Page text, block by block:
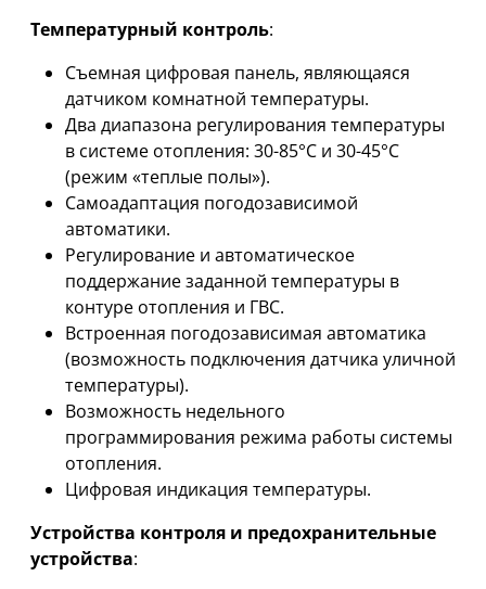
Температурный контроль:
Съемная цифровая панель, являющаяся
датчиком комнатной температуры.
Два диапазона регулирования температуры
в системе отопления: 30-85°С и 30-45°С
(режим «теплые полы»).
Самоадаптация погодозависимой
автоматики.
Регулирование и автоматическое
поддержание заданной температуры в
контуре отопления и ГВС.
Встроенная погодозависимая автоматика
(возможность подключения датчика уличной
температуры).
Возможность недельного
программирования режима работы системы
отопления.
Цифровая индикация температуры.
Устройства контроля и предохранительные
устройства: